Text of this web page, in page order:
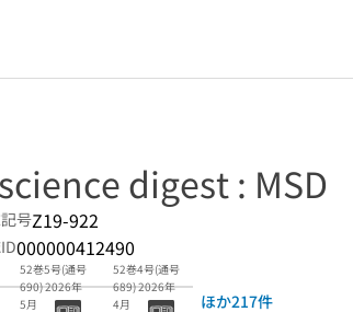
digest : MSD
号Z19-922
000000412490
52巻5号(通号
690) 2026年
5月
52巻4号(通号
689) 2026年
4月
ほか217件